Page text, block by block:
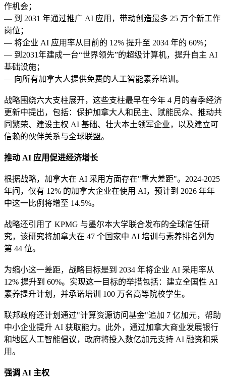
作机会；
— 到 2031 年通过推广 AI 应用，带动创造最多 25 万个新工作
岗位；
— 将企业 AI 应用率从目前的 12% 提升至 2034 年的 60%；
— 到2031年建成一台“世界领先”的超级计算机，提升自主 AI
基础设施；
— 向所有加拿大人提供免费的人工智能素养培训。
战略围绕六大支柱展开，这些支柱最早在今年 4 月的春季经济
更新中提出，包括：保护加拿大人和民主、赋能民众、推动共
同繁荣、建设主权 AI 基础、壮大本土领军企业，以及建立可
信赖的伙伴关系与全球联盟。
推动 AI 应用促进经济增长
根据战略，加拿大在 AI 采用方面存在"重大差距"。2024-2025
年间，仅有 12% 的加拿大企业在使用 AI，预计到 2026 年年
中这一比例将增至 14.5%。
战略还引用了 KPMG 与墨尔本大学联合发布的全球信任研
究，该研究将加拿大在 47 个国家中 AI 培训与素养排名列为
第 44 位。
为缩小这一差距，战略目标是到 2034 年将企业 AI 采用率从
12% 提升到 60%。实现这一目标的举措包括：建立全国性 AI
素养提升计划，并承诺培训 100 万名高等院校学生。
联邦政府还计划通过"计算资源访问基金"追加 7 亿加元，帮助
中小企业提升 AI 获取能力。此外，通过加拿大商业发展银行
和地区人工智能倡议，政府将投入数亿加元支持 AI 融资和采
用。
强调 AI 主权